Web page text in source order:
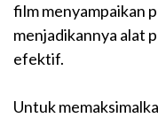
film menyampaikan
menjadikannya alat
efektif.
Untuk